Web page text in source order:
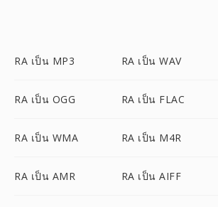
RA เป็น MP3 RA เป็น WAV
RA เป็น OGG RA เป็น FLAC
RA เป็น WMA RA เป็น M4R
RA เป็น AMR RA เป็น AIFF